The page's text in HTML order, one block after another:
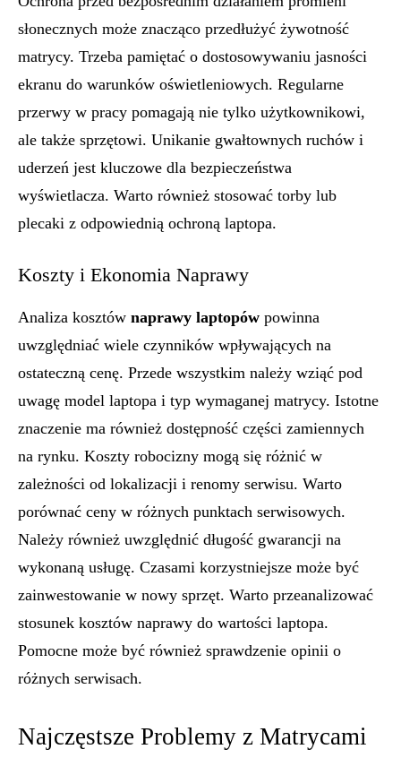
słonecznych może znacząco przedłużyć żywotność
matrycy. Trzeba pamiętać o dostosowywaniu jasności
ekranu do warunków oświetleniowych. Regularne
przerwy w pracy pomagają nie tylko użytkownikowi,
ale także sprzętowi. Unikanie gwałtownych ruchów i
uderzeń jest kluczowe dla bezpieczeństwa
wyświetlacza. Warto również stosować torby lub
plecaki z odpowiednią ochroną laptopa.
Koszty i Ekonomia Naprawy
Analiza kosztów naprawy laptopów powinna
uwzględniać wiele czynników wpływających na
ostateczną cenę. Przede wszystkim należy wziąć pod
uwagę model laptopa i typ wymaganej matrycy. Istotne
znaczenie ma również dostępność części zamiennych
na rynku. Koszty robocizny mogą się różnić w
zależności od lokalizacji i renomy serwisu. Warto
porównać ceny w różnych punktach serwisowych.
Należy również uwzględnić długość gwarancji na
wykonaną usługę. Czasami korzystniejsze może być
zainwestowanie w nowy sprzęt. Warto przeanalizować
stosunek kosztów naprawy do wartości laptopa.
Pomocne może być również sprawdzenie opinii o
różnych serwisach.
Najczęstsze Problemy z Matrycami